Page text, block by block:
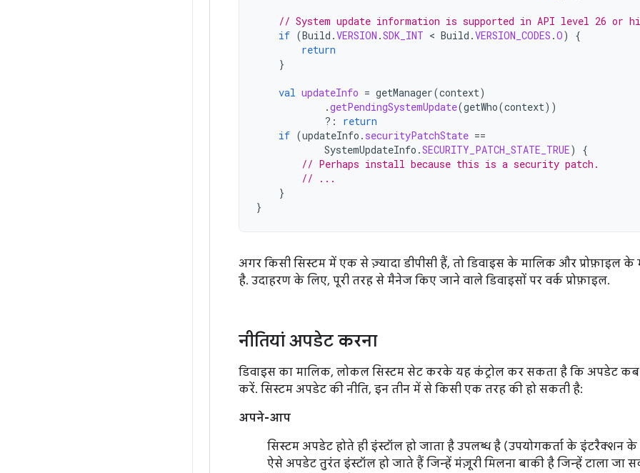
// System update information is supported in API level 26 or
if (Build .VERSION .SDK_INT < Build .VERSION_CODES .O)
{
return
}
val updateInfo = getManager(context)
.getPendingSystemUpdate(getWho(context))
?:
return
if (updateInfo . securityPatchState ==
SystemUpdateInfo .SECURITY_PATCH_STATE_TRUE)
{
// Perhaps install because this is a security patch.
// ...
}
}
अगर किसी सिस्टम में एक से ज़्यादा डीपीसी हैं, तो डिवाइस के मालिक और प्रोफ़ाइल
है. उदाहरण के लिए, पूरी तरह से मैनेज किए जाने वाले डिवाइसों पर वर्क प्रोफ़ाइल.
नीतियां अपडेट करना
डिवाइस का मालिक, लोकल सिस्टम सेट करके यह कंट्रोल कर सकता है कि अपडेट कब
करें. सिस्टम अपडेट की नीति, इन तीन में से किसी एक तरह की हो सकती है:
अपने-आप
सिस्टम अपडेट होते ही इंस्टॉल हो जाता है उपलब्ध है (उपयोगकर्ता के इंटरैक्शन
ऐसे अपडेट तुरंत इंस्टॉल हो जाते हैं जिन्हें मंज़ूरी मिलना बाकी है जिन्हें टाला जा